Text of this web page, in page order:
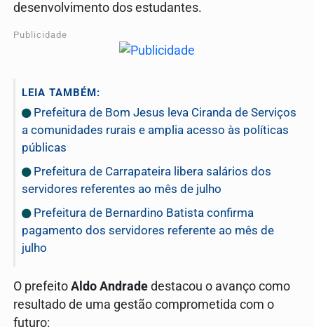
desenvolvimento dos estudantes.
Publicidade
LEIA TAMBÉM:
Prefeitura de Bom Jesus leva Ciranda de Serviços
a comunidades rurais e amplia acesso às políticas
públicas
Prefeitura de Carrapateira libera salários dos
servidores referentes ao mês de julho
Prefeitura de Bernardino Batista confirma
pagamento dos servidores referente ao mês de
julho
O prefeito Aldo Andrade destacou o avanço como
resultado de uma gestão comprometida com o
futuro: